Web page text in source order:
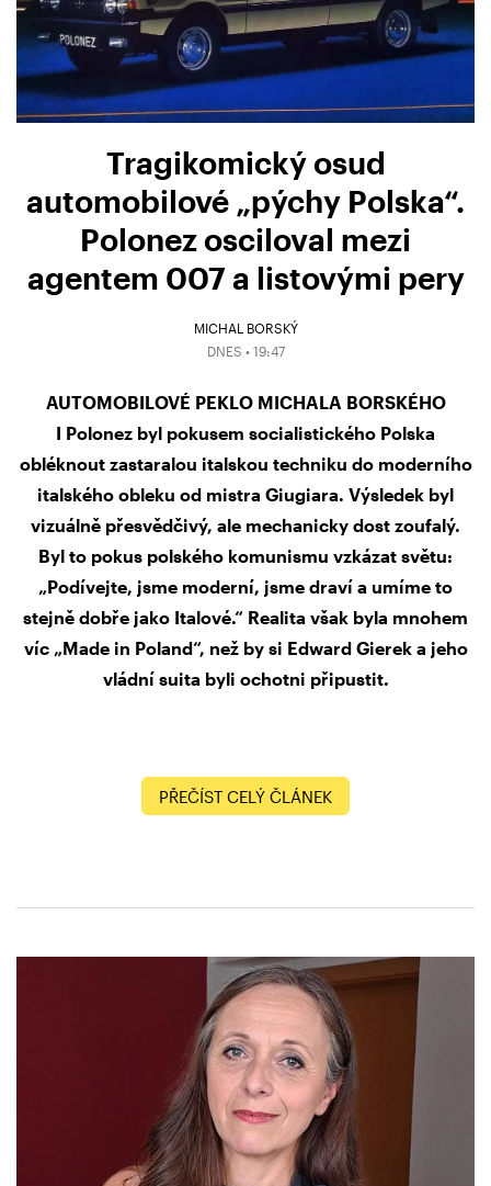
Tragikomický osud
automobilové „pýchy Polska“.
Polonez osciloval mezi
agentem 007 a listovými pery
MICHAL BORSKÝ
DNES • 19:47
AUTOMOBILOVÉ PEKLO MICHALA BORSKÉHO
I Polonez byl pokusem socialistického Polska
obléknout zastaralou italskou techniku do moderního
italského obleku od mistra Giugiara. Výsledek byl
vizuálně přesvědčivý, ale mechanicky dost zoufalý.
Byl to pokus polského komunismu vzkázat světu:
„Podívejte, jsme moderní, jsme draví a umíme to
stejně dobře jako Italové.“ Realita však byla mnohem
víc „Made in Poland“, než by si Edward Gierek a jeho
vládní suita byli ochotni připustit.
PŘEČÍST CELÝ ČLÁNEK